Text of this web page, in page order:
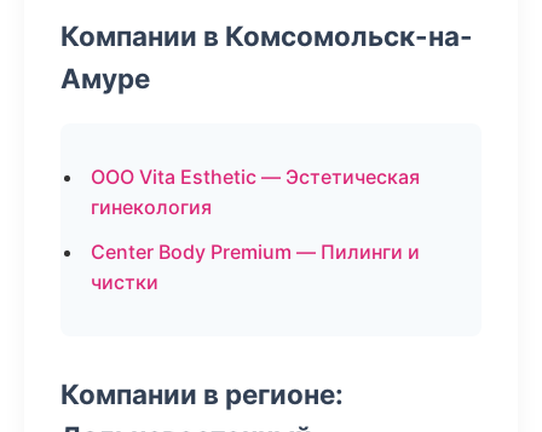
Компании в Комсомольск-на-
Амуре
ООО Vita Esthetic — Эстетическая
гинекология
Center Body Premium — Пилинги и
чистки
Компании в регионе: